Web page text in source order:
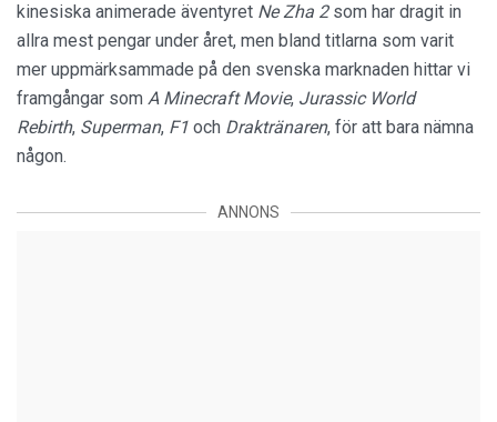
kinesiska animerade äventyret Ne Zha 2som har dragit in
allra mest pengar under året, men bland titlarna som varit
mer uppmärksammade på den svenska marknaden hittar vi
framgångar som A Minecraft Movie, Jurassic World
Rebirth, Superman, F1 och Draktränaren, för att bara nämna
någon.
ANNONS